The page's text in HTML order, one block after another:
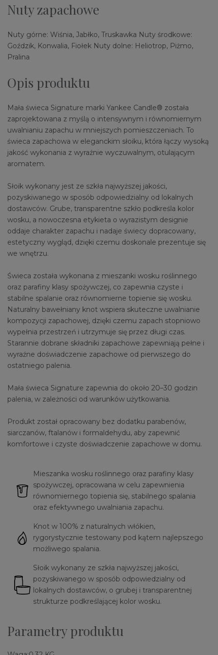
Nuty zapachowe
Nuty górne: Wiśnia, Jabłko, Truskawka Nuty środkowe:
Goździk, Konwalia, Fiołek Nuty dolne: Heliotrop, Piżmo,
Pralina
Opis produktu
Mała świeca Signature marki Yankee Candle® została
zaprojektowana z myślą o intensywnym i równomiernym
uwalnianiu zapachu w mniejszych pomieszczeniach. To
świeca zapachowa w eleganckim słoiku, która łączy wysoką
jakość wykonania z wyraźnie wyczuwalnym, otulającym
aromatem.
Słoik wykonany jest ze szkła najwyższej jakości,
pozyskiwanego w sposób odpowiedzialny od lokalnych
dostawców. Grube, transparentne szkło podkreśla kolor
wosku, a nowoczesna etykieta o wyrazistym designie
oddaje charakter zapachu i nadaje świecy dopracowany,
estetyczny wygląd, dzięki czemu doskonale prezentuje się
we wnętrzu.
Świeca została wykonana z mieszanki wosku roślinnego
oraz parafiny klasy spożywczej, co zapewnia czyste i
stabilne spalanie oraz równomierne topienie się wosku.
Naturalny bawełniany knot wspiera skuteczne uwalnianie
kompozycji zapachowej, dzięki czemu zapach stopniowo
wypełnia przestrzeń i utrzymuje się przez długi czas.
Starannie dobrane składniki zapachowe zapewniają pełne i
wyraźne doświadczenie zapachowe od pierwszego do
ostatniego palenia.
Mała świeca Signature zapewnia do około 20–30 godzin
palenia, w zależności od warunków użytkowania.
Produkt został opracowany bez dodatku parabenów,
siarczanów, ftalanów i formaldehydu, aby zapewnić
komfortowe i czyste doświadczenie zapachowe w domu.
Mieszanka wosku roślinnego oraz parafiny klasy
spożywczej, opracowana w celu zapewnienia
równomiernego topienia się, stabilnego spalania
oraz efektywnego uwalniania zapachu.
Knot w 100% z naturalnych włókien,
rygorystycznie testowany pod kątem najlepszego
możliwego spalania.
Słoik wykonany ze szkła najwyższej jakości,
pozyskiwanego w sposób odpowiedzialny od
lokalnych dostawców, o grubej i transparentnej
strukturze podkreślającej kolor wosku.
Parametry produktu